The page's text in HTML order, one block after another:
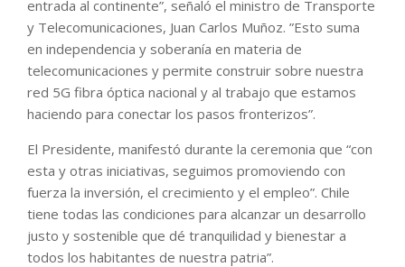
entrada al continente”, señaló el ministro de Transporte
y Telecomunicaciones, Juan Carlos Muñoz. ”Esto suma
en independencia y soberanía en materia de
telecomunicaciones y permite construir sobre nuestra
red 5G fibra óptica nacional y al trabajo que estamos
haciendo para conectar los pasos fronterizos”.
El Presidente, manifestó durante la ceremonia que “con
esta y otras iniciativas, seguimos promoviendo con
fuerza la inversión, el crecimiento y el empleo”. Chile
tiene todas las condiciones para alcanzar un desarrollo
justo y sostenible que dé tranquilidad y bienestar a
todos los habitantes de nuestra patria”.